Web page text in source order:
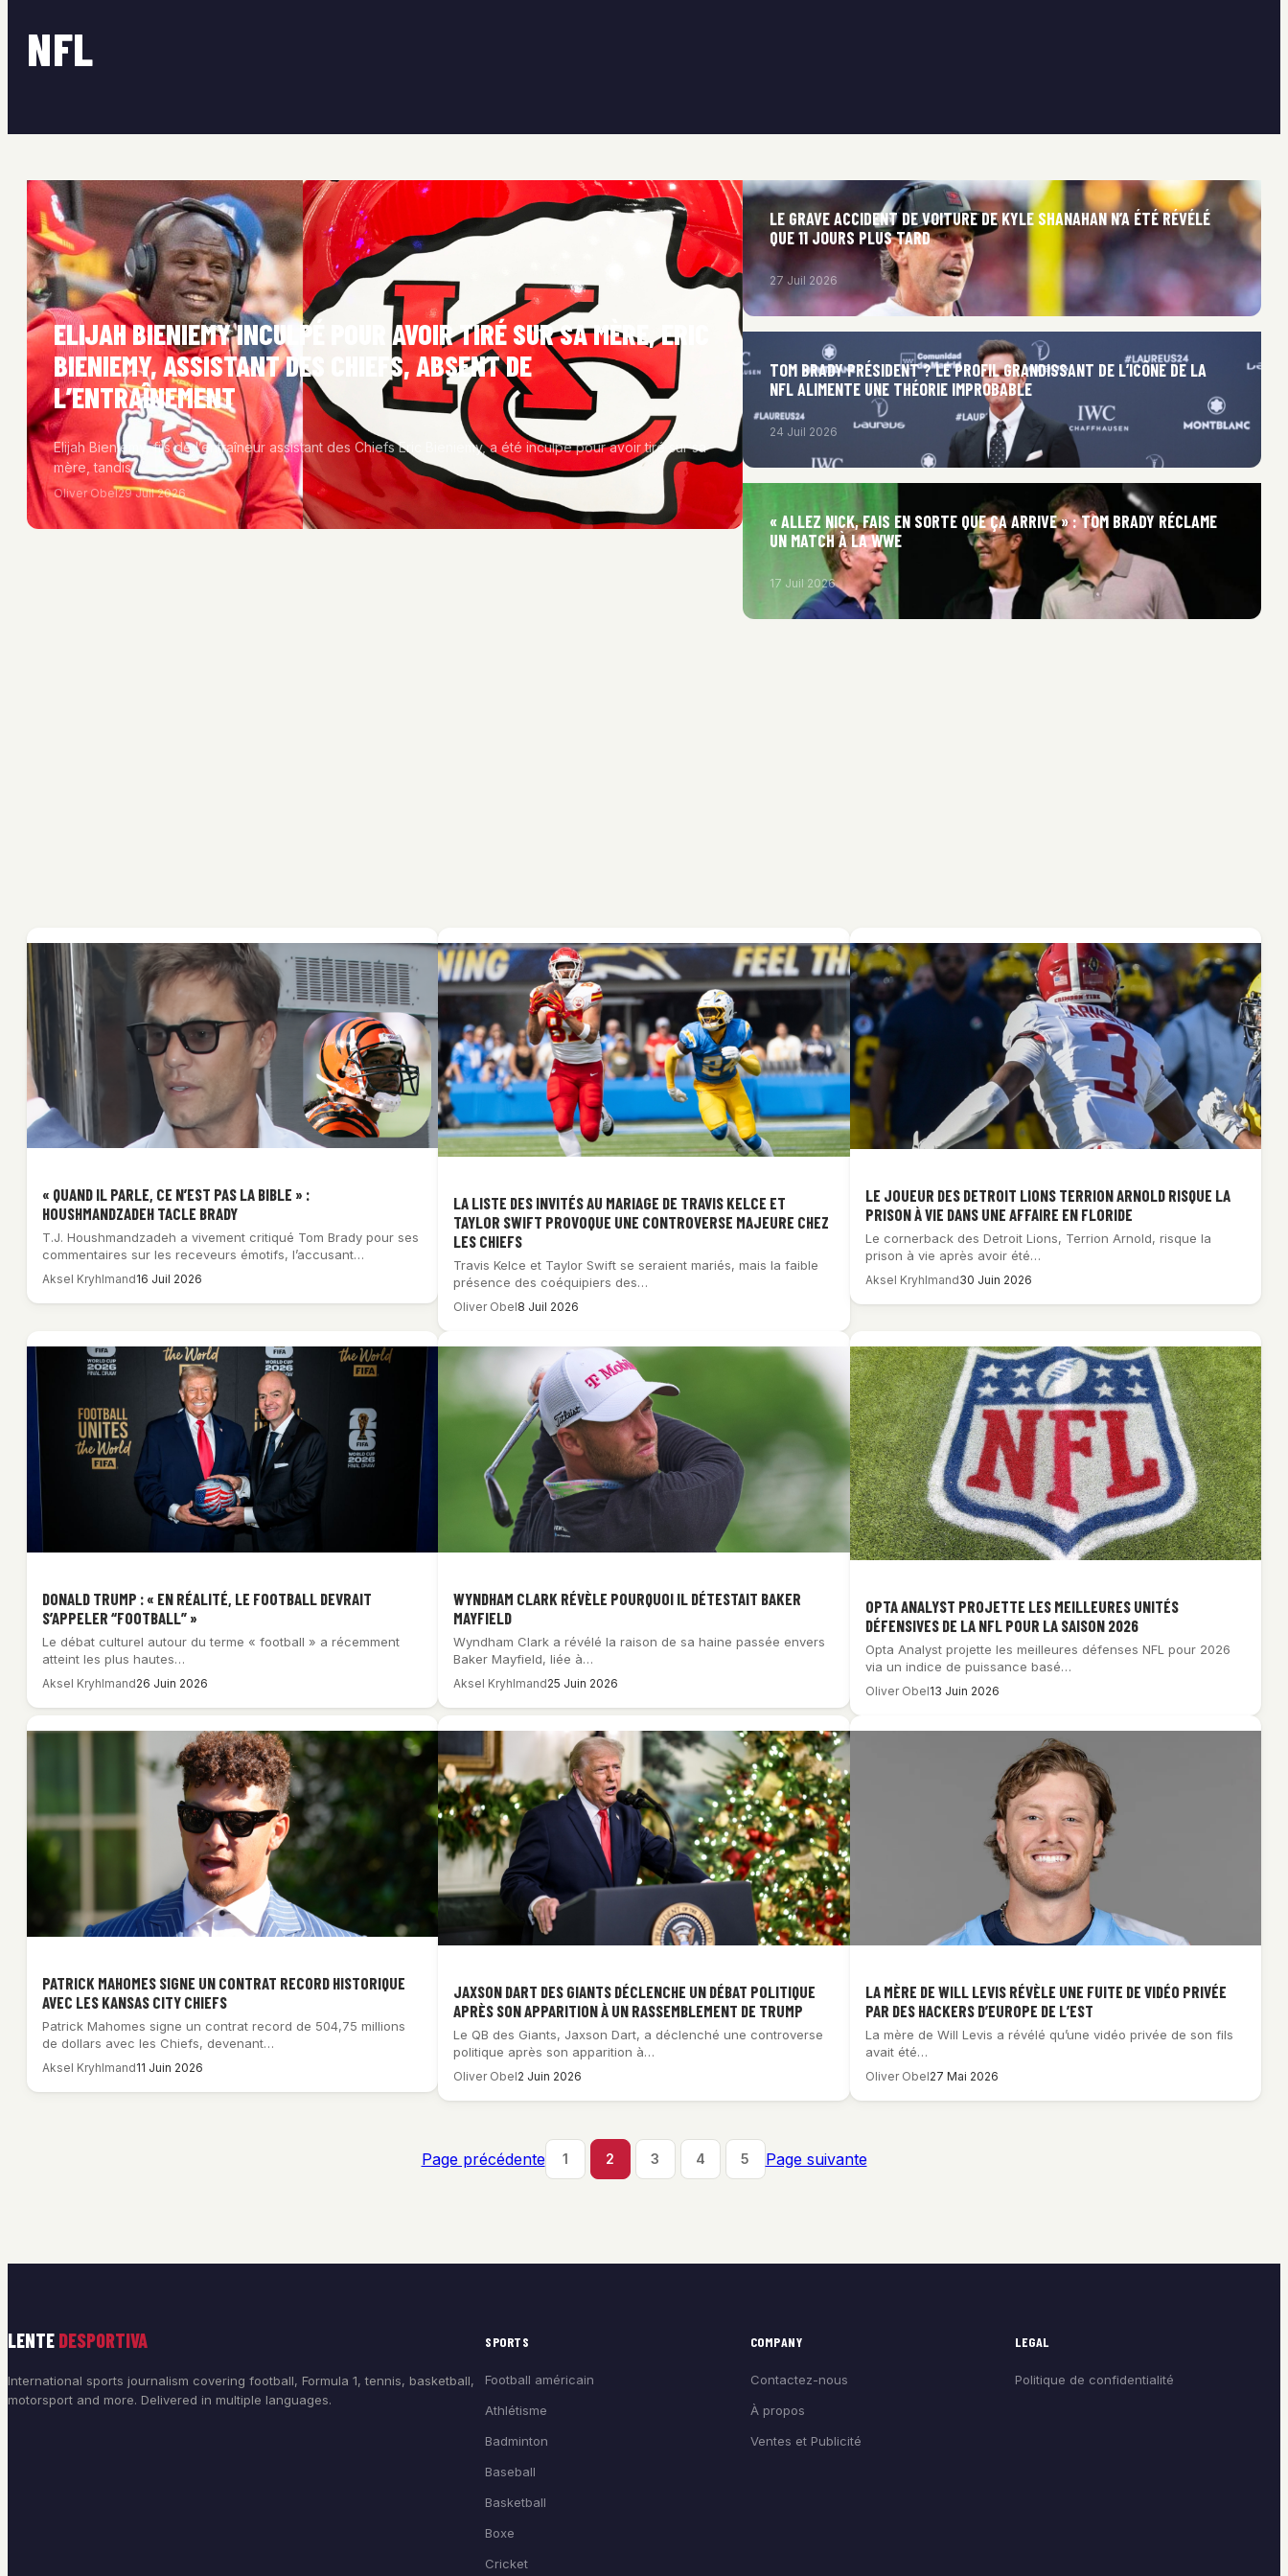
NFL
ELIJAH BIENIEMY INCULPÉ POUR AVOIR TIRÉ SUR SA MÈRE, ERIC
BIENIEMY, ASSISTANT DES CHIEFS, ABSENT DE
L’ENTRAÎNEMENT
Elijah Bieniemy, fils de l’entraîneur assistant des Chiefs Eric Bieniemy, a été inculpé pour avoir tiré sur sa
mère, tandis…
Oliver Obel29 Juil 2026
LE GRAVE ACCIDENT DE VOITURE DE KYLE SHANAHAN N’A ÉTÉ RÉVÉLÉ
QUE 11 JOURS PLUS TARD
27 Juil 2026
TOM BRADY PRÉSIDENT ? LE PROFIL GRANDISSANT DE L’ICÔNE DE LA
NFL ALIMENTE UNE THÉORIE IMPROBABLE
24 Juil 2026
« ALLEZ NICK, FAIS EN SORTE QUE ÇA ARRIVE » : TOM BRADY RÉCLAME
UN MATCH À LA WWE
17 Juil 2026
« QUAND IL PARLE, CE N’EST PAS LA BIBLE » :
HOUSHMANDZADEH TACLE BRADY
T.J. Houshmandzadeh a vivement critiqué Tom Brady pour ses
commentaires sur les receveurs émotifs, l’accusant…
Aksel Kryhlmand16 Juil 2026
LA LISTE DES INVITÉS AU MARIAGE DE TRAVIS KELCE ET
TAYLOR SWIFT PROVOQUE UNE CONTROVERSE MAJEURE CHEZ
LES CHIEFS
Travis Kelce et Taylor Swift se seraient mariés, mais la faible
présence des coéquipiers des…
Oliver Obel8 Juil 2026
LE JOUEUR DES DETROIT LIONS TERRION ARNOLD RISQUE LA
PRISON À VIE DANS UNE AFFAIRE EN FLORIDE
Le cornerback des Detroit Lions, Terrion Arnold, risque la
prison à vie après avoir été…
Aksel Kryhlmand30 Juin 2026
DONALD TRUMP : « EN RÉALITÉ, LE FOOTBALL DEVRAIT
S’APPELER “FOOTBALL” »
Le débat culturel autour du terme « football » a récemment
atteint les plus hautes…
Aksel Kryhlmand26 Juin 2026
WYNDHAM CLARK RÉVÈLE POURQUOI IL DÉTESTAIT BAKER
MAYFIELD
Wyndham Clark a révélé la raison de sa haine passée envers
Baker Mayfield, liée à…
Aksel Kryhlmand25 Juin 2026
OPTA ANALYST PROJETTE LES MEILLEURES UNITÉS
DÉFENSIVES DE LA NFL POUR LA SAISON 2026
Opta Analyst projette les meilleures défenses NFL pour 2026
via un indice de puissance basé…
Oliver Obel13 Juin 2026
PATRICK MAHOMES SIGNE UN CONTRAT RECORD HISTORIQUE
AVEC LES KANSAS CITY CHIEFS
Patrick Mahomes signe un contrat record de 504,75 millions
de dollars avec les Chiefs, devenant…
Aksel Kryhlmand11 Juin 2026
JAXSON DART DES GIANTS DÉCLENCHE UN DÉBAT POLITIQUE
APRÈS SON APPARITION À UN RASSEMBLEMENT DE TRUMP
Le QB des Giants, Jaxson Dart, a déclenché une controverse
politique après son apparition à…
Oliver Obel2 Juin 2026
LA MÈRE DE WILL LEVIS RÉVÈLE UNE FUITE DE VIDÉO PRIVÉE
PAR DES HACKERS D’EUROPE DE L’EST
La mère de Will Levis a révélé qu’une vidéo privée de son fils
avait été…
Oliver Obel27 Mai 2026
Page précédente 1 2 3 4 5 Page suivante
LENTE DESPORTIVA
International sports journalism covering football, Formula 1, tennis, basketball,
motorsport and more. Delivered in multiple languages.
SPORTS
Football américain
Athlétisme
Badminton
Baseball
Basketball
Boxe
Cricket
COMPANY
Contactez-nous
À propos
Ventes et Publicité
LEGAL
Politique de confidentialité